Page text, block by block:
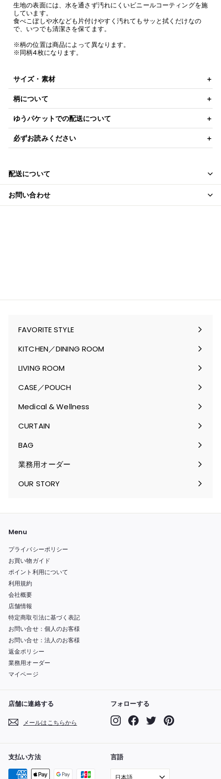
生地の表面には、水を通さず汚れにくいビニールコーティングを施
しています。
食べこぼしや水なども片付けやすく汚れてもサッと拭くだけなの
で、いつでも清潔さを保てます。
※柄の位置は商品によって異なります。
※同柄4枚になります。
サイズ・素材
柄について
ゆうパケットでの配送について
必ずお読みください
配送について
お問い合わせ
FAVORITE STYLE
サ
メ
ュ
を
く
KITCHEN／DINING ROOM
サ
メ
ュ
を
く
LIVING ROOM
サ
メ
ュ
を
く
CASE／POUCH
サ
メ
ュ
を
く
Medical & Wellness
サ
メ
ュ
を
く
CURTAIN
サ
メ
ニ
ュ
を
BAG
サ
ブ
メ
ュ
開
業務用オーダー
OUR STORY
Menu
プライバシーポリシー
お買い物ガイド
ポイント利用について
利用規約
会社概要
店舗情報
特定商取引法に基づく表記
お問い合せ：個人のお客様
お問い合せ：法人のお客様
返金ポリシー
業務用オーダー
マイページ
店舗に連絡する
メールはこちらから
フォローする
InstagramFacebook
Twitter
支払い方法 言語